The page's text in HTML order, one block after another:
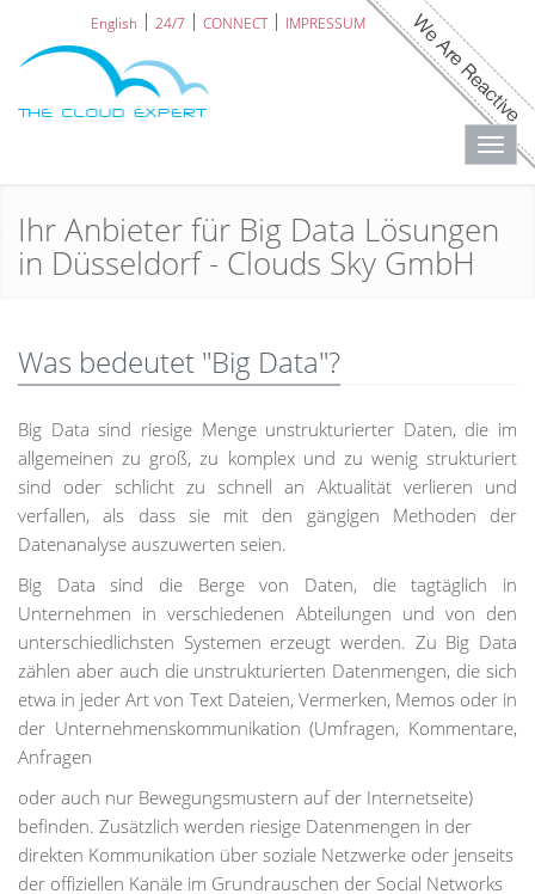
English 24/7 CONNECT IMPRESSUM
Ihr Anbieter für Big Data Lösungen
in Düsseldorf - Clouds Sky GmbH
Was bedeutet "Big Data"?
Big Data sind riesige Menge unstrukturierter Daten, die im
allgemeinen zu groß, zu komplex und zu wenig strukturiert
sind oder schlicht zu schnell an Aktualität verlieren und
verfallen, als dass sie mit den gängigen Methoden der
Datenanalyse auszuwerten seien.
Big Data sind die Berge von Daten, die tagtäglich in
Unternehmen in verschiedenen Abteilungen und von den
unterschiedlichsten Systemen erzeugt werden. Zu Big Data
zählen aber auch die unstrukturierten Datenmengen, die sich
etwa in jeder Art von Text Dateien, Vermerken, Memos oder in
der Unternehmenskommunikation (Umfragen, Kommentare,
Anfragen
oder auch nur Bewegungsmustern auf der Internetseite)
befinden. Zusätzlich werden riesige Datenmengen in der
direkten Kommunikation über soziale Netzwerke oder jenseits
der offiziellen Kanäle im Grundrauschen der Social Networks